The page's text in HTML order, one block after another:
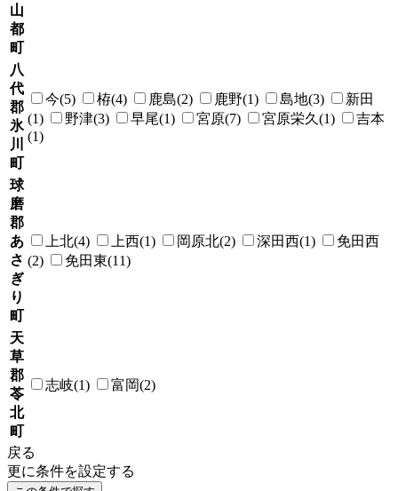
山
都
町
八
代
郡
氷
川
町
今(5) 栫(4) 鹿島(2) 鹿野(1) 島地(3)
新田
(1)
野津(3) 早尾(1) 宮原(7) 宮原栄久(1)
吉本
(1)
球
磨
郡
あ
さ
ぎ
り
町
上北(4) 上西(1) 岡原北(2) 深田西(1)
免田西
(2)
免田東(11)
天
草
郡
苓
北
町
志岐(1) 富岡(2)
戻る
更に条件を設定する